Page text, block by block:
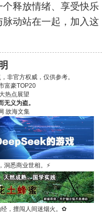
释放情绪、享受快乐
动站在一起，加入这
非官方权威，仅供参考。
富豪TOP20
热点展望
无义为盗。
故海文集
洞悉商业世相。 ⚡
，擅闯人间迷烟火。 ✿